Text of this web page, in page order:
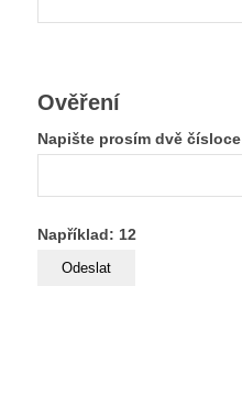
Ověření
Napište prosím dvě čísloce
Například: 12